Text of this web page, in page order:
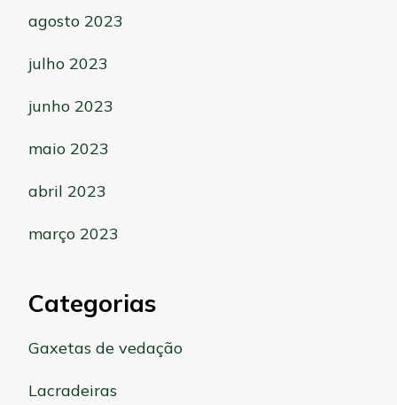
agosto 2023
julho 2023
junho 2023
maio 2023
abril 2023
março 2023
Categorias
Gaxetas de vedação
Lacradeiras